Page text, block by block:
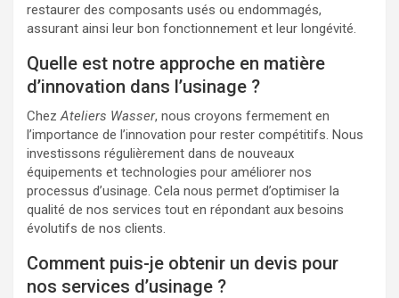
restaurer des composants usés ou endommagés,
assurant ainsi leur bon fonctionnement et leur longévité.
Quelle est notre approche en matière
d’innovation dans l’usinage ?
ChezAteliers Wasser, nous croyons fermement en
l’importance de l’innovation pour rester compétitifs. Nous
investissons régulièrement dans de nouveaux
équipements et technologies pour améliorer nos
processus d’usinage. Cela nous permet d’optimiser la
qualité de nos services tout en répondant aux besoins
évolutifs de nos clients.
Comment puis-je obtenir un devis pour
nos services d’usinage ?